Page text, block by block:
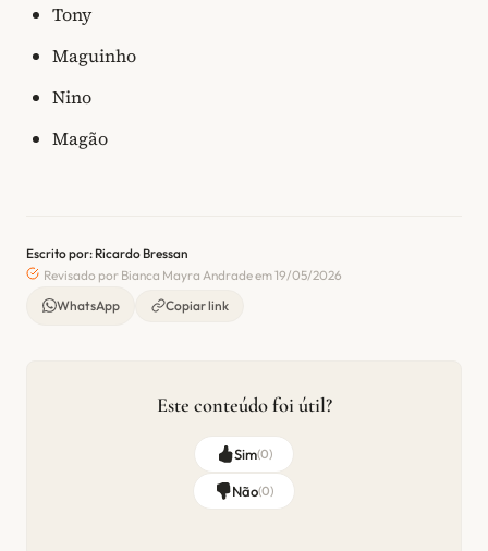
Tony
Maguinho
Nino
Magão
Escrito por: Ricardo Bressan
Revisado por Bianca Mayra Andrade em 19/05/2026
WhatsApp
Copiar link
Este conteúdo foi útil?
Sim(0)
Não(0)